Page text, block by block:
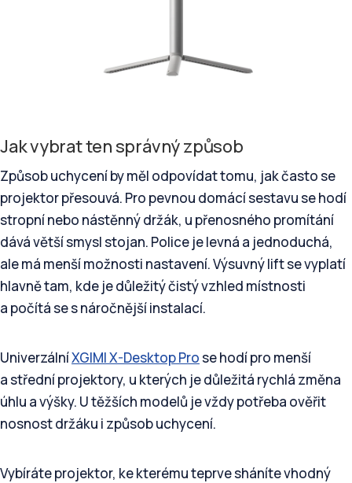
Jak vybrat ten správný způsob
Způsob uchycení by měl odpovídat tomu, jak často se
projektor přesouvá. Pro pevnou domácí sestavu se hodí
stropní nebo nástěnný držák, u přenosného promítání
dává větší smysl stojan. Police je levná a jednoduchá,
ale má menší možnosti nastavení. Výsuvný lift se vyplatí
hlavně tam, kde je důležitý čistý vzhled místnosti
a počítá se s náročnější instalací.
UniverzálníXGIMI X-Desktop Prose hodí pro menší
a střední projektory, u kterých je důležitá rychlá změna
úhlu a výšky. U těžších modelů je vždy potřeba ověřit
nosnost držáku i způsob uchycení.
Vybíráte projektor, ke kterému teprve sháníte vhodný